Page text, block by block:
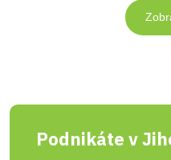
Podnikáte v